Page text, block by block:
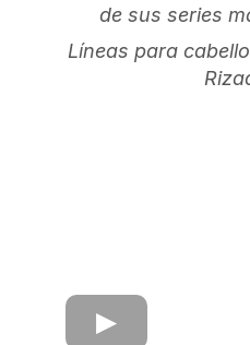
de sus series
Líneas para